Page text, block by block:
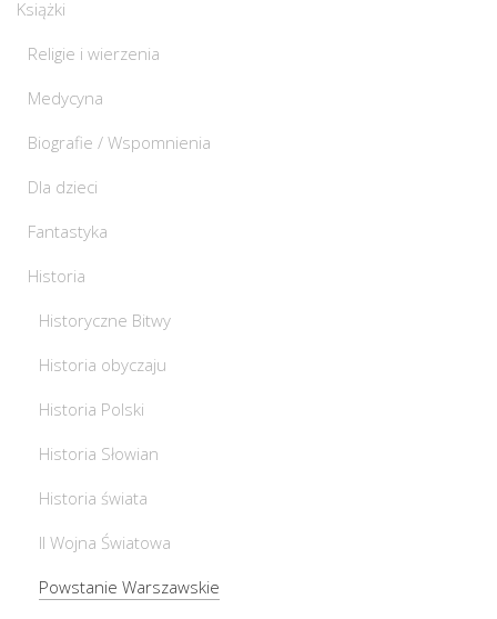
Książki
Religie i wierzenia
Medycyna
Biografie / Wspomnienia
Dla dzieci
Fantastyka
Historia
Historyczne Bitwy
Historia obyczaju
Historia Polski
Historia Słowian
Historia świata
II Wojna Światowa
Powstanie Warszawskie